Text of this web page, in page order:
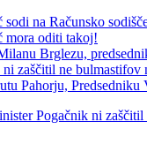
sodi na Računsko
mora oditi takoj!
Brglezu,
zaščitil ne bulmastifov
Pahorju,
Pogačnik ni